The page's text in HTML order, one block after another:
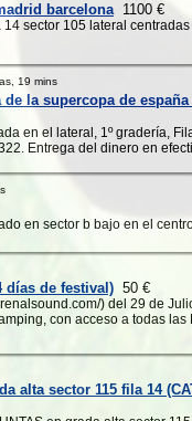
barcelona1100 €
sector 105 lateral centradas
19 mins
la supercopa de
en el lateral, 1º gradería,
Entrega del dinero en
en sector b bajo en el
días de festival) 50 €
) del 29 de
con acceso a todas las
alta sector 115 fila 14